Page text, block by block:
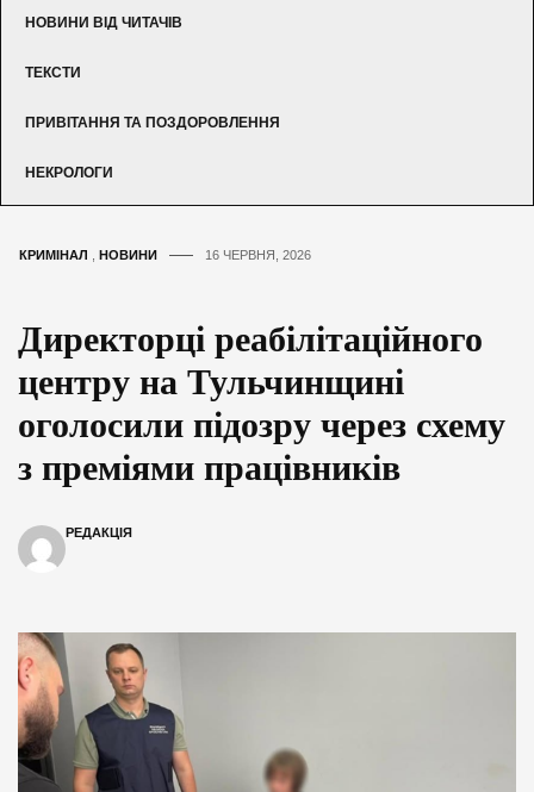
НОВИНИ ВІД ЧИТАЧІВ
ТЕКСТИ
ПРИВІТАННЯ ТА ПОЗДОРОВЛЕННЯ
НЕКРОЛОГИ
КРИМІНАЛ НОВИНИ 16 ЧЕРВНЯ, 2026
Директорці реабілітаційного
центру на Тульчинщині
оголосили підозру через схему
з преміями працівників
РЕДАКЦІЯ